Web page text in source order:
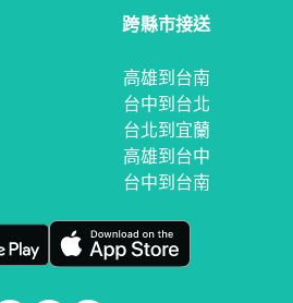
跨縣市接送
高雄到台南
台中到台北
台北到宜蘭
高雄到台中
台中到台南